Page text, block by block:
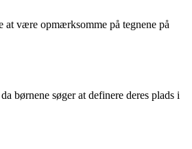
være opmærksomme på tegnene på
børnene søger at definere deres plads i